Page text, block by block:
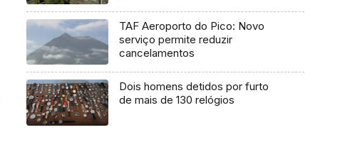
TAF Aeroporto do Pico: Novo
serviço permite reduzir
cancelamentos
Dois homens detidos por furto
de mais de 130 relógios